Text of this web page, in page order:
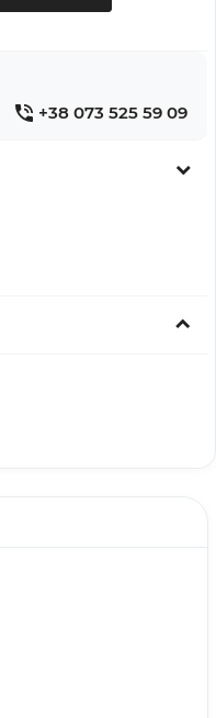
+38 073 525 59 09